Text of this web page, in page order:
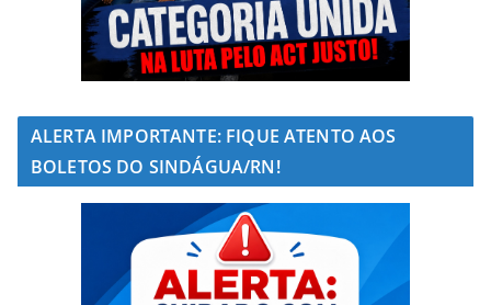
ALERTA IMPORTANTE: FIQUE ATENTO AOS
BOLETOS DO SINDÁGUA/RN!